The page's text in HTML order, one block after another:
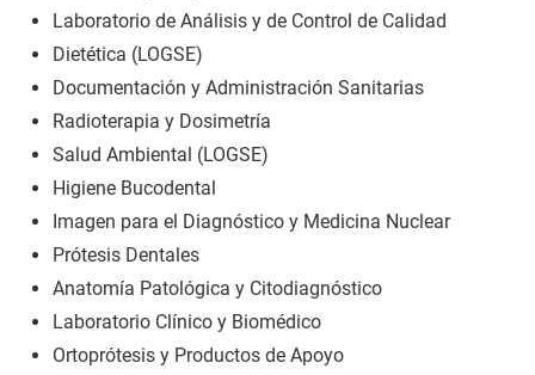
Laboratorio de Análisis y de Control de Calidad
Dietética (LOGSE)
Documentación y Administración Sanitarias
Radioterapia y Dosimetría
Salud Ambiental (LOGSE)
Higiene Bucodental
Imagen para el Diagnóstico y Medicina Nuclear
Prótesis Dentales
Anatomía Patológica y Citodiagnóstico
Laboratorio Clínico y Biomédico
Ortoprótesis y Productos de Apoyo